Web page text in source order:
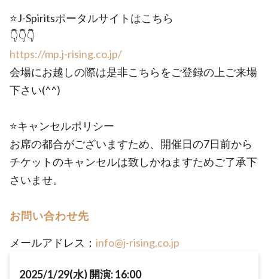
⭐️J-Spiritsポータルサイトはこちら
👇👇👇
https://mp.j-rising.co.jp/
会場にお越しの際は是非こちらをご登録の上ご来場
下さい(^^)
⭐️キャンセルポリシー
お席の都合がございますため、開催日の7日前から
チケットのキャンセルは致しかねますためご了承下
さいませ。
お問い合わせ先
メールアドレス： info@j-rising.co.jp
2025/1/29(水) 開演: 16:00